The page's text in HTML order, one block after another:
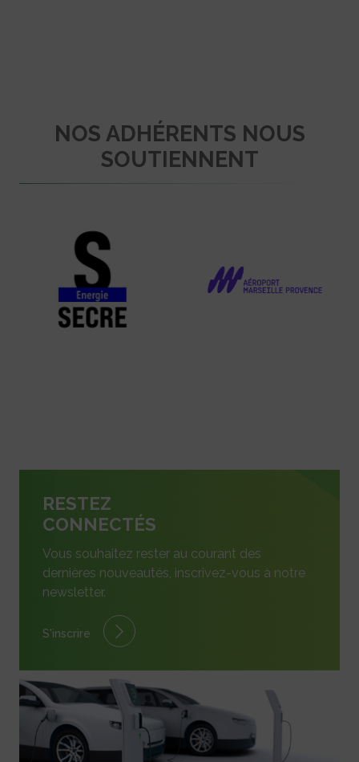
NOS ADHÉRENTS NOUS
SOUTIENNENT
RESTEZ
CONNECTÉS
Vous souhaitez rester au courant des
dernières nouveautés, inscrivez-vous à notre
newsletter.
S'inscrire